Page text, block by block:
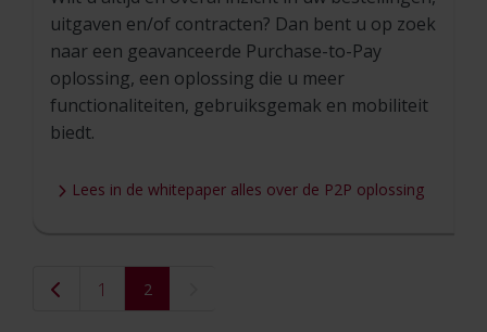
uitgaven en/of contracten? Dan bent u op zoek
naar een geavanceerde Purchase-to-Pay
oplossing, een oplossing die u meer
functionaliteiten, gebruiksgemak en mobiliteit
biedt.
Lees in de whitepaper alles over de P2P oplossing
1 2(current)